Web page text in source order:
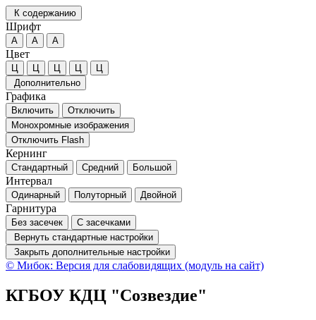
К содержанию
Шрифт
А А А
Цвет
Ц Ц Ц Ц
Ц
Дополнительно
Графика
Включить
Отключить
Монохромные изображения
Отключить Flash
Кернинг
Стандартный Средний Большой
Интервал
Одинарный Полуторный Двойной
Гарнитура
Без засечек
С засечками
Вернуть стандартные настройки
Закрыть дополнительные настройки
© Мибок: Версия для слабовидящих (модуль на сайт)
КГБОУ КДЦ "Созвездие"